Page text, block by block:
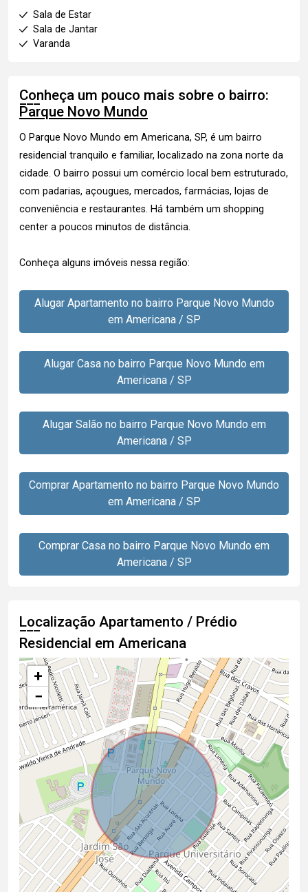
Sala de Estar
Sala de Jantar
Varanda
Conheça um pouco mais sobre o bairro:
Parque Novo Mundo
O Parque Novo Mundo em Americana, SP, é um bairro
residencial tranquilo e familiar, localizado na zona norte da
cidade. O bairro possui um comércio local bem estruturado,
com padarias, açougues, mercados, farmácias, lojas de
conveniência e restaurantes. Há também um shopping
center a poucos minutos de distância.
Conheça alguns imóveis nessa região:
Alugar Apartamento no bairro Parque Novo Mundo
em Americana / SP
Alugar Casa no bairro Parque Novo Mundo em
Americana / SP
Alugar Salão no bairro Parque Novo Mundo em
Americana / SP
Comprar Apartamento no bairro Parque Novo Mundo
em Americana / SP
Comprar Casa no bairro Parque Novo Mundo em
Americana / SP
Localização Apartamento / Prédio
Residencial em Americana
+
−